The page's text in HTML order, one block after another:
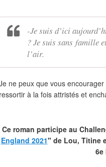
-Je suis d’ici
? Je suis sans famille
l’air.
ne peux que vous
ressortir à la fois attristés et
Ce roman participe au
England 2021" de Lou, Titine
6e